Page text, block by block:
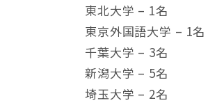
東北大学 – 1名
東京外国語大学 – 1名
千葉大学 – 3名
新潟大学 – 5名
埼玉大学 – 2名